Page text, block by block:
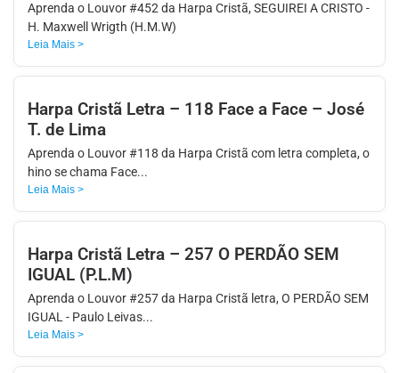
Aprenda o Louvor #452 da Harpa Cristã, SEGUIREI A CRISTO -
H. Maxwell Wrigth (H.M.W)
Leia Mais >
Harpa Cristã Letra – 118 Face a Face – José
T. de Lima
Aprenda o Louvor #118 da Harpa Cristã com letra completa, o
hino se chama Face...
Leia Mais >
Harpa Cristã Letra – 257 O PERDÃO SEM
IGUAL (P.L.M)
Aprenda o Louvor #257 da Harpa Cristã letra, O PERDÃO SEM
IGUAL - Paulo Leivas...
Leia Mais >